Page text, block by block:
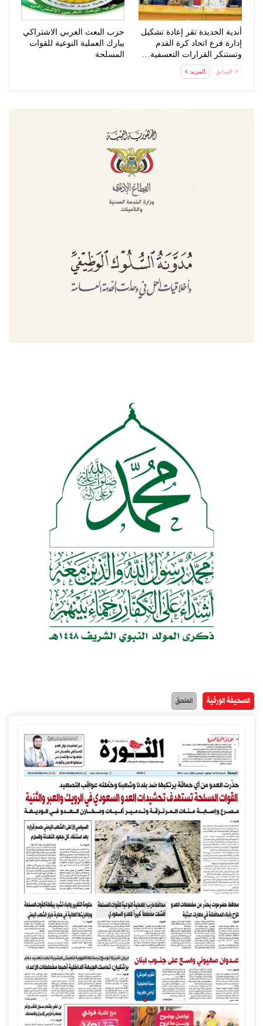
أندية الحديدة تقر إعادة تشكيل
إدارة فرع اتحاد كرة القدم
وتستنكر القرارات التعسفية…
حزب البعث العربي الاشتراكي
يبارك العملية النوعية للقوات
المسلحة
السابق المزيد
الصحيفة الورقية الملحق